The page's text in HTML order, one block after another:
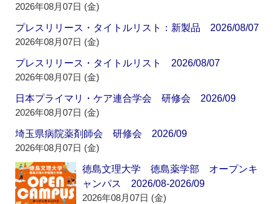
2026年08月07日 (金)
プレスリリース・タイトルリスト：新製品 2026/08/07
2026年08月07日 (金)
プレスリリース・タイトルリスト 2026/08/07
2026年08月07日 (金)
日本プライマリ・ケア連合学会 研修会 2026/09
2026年08月07日 (金)
埼玉県病院薬剤師会 研修会 2026/09
2026年08月07日 (金)
徳島文理大学 徳島薬学部 オープンキ
ャンパス 2026/08-2026/09
2026年08月07日 (金)